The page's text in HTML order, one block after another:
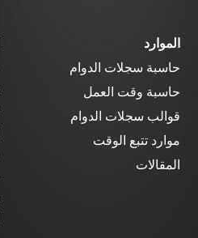
الموارد
حاسبة سجلات الدوام
حاسبة وقت العمل
قوالب سجلات الدوام
موارد تتبع الوقت
المقالات